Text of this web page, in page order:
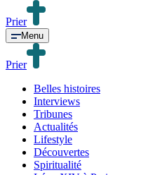
Prier
Menu
Prier
Belles histoires
Interviews
Tribunes
Actualités
Lifestyle
Découvertes
Spiritualité